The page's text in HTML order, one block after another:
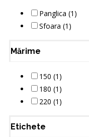
Panglica (1)
Sfoara (1)
Mărime
150 (1)
180 (1)
220 (1)
Etichete